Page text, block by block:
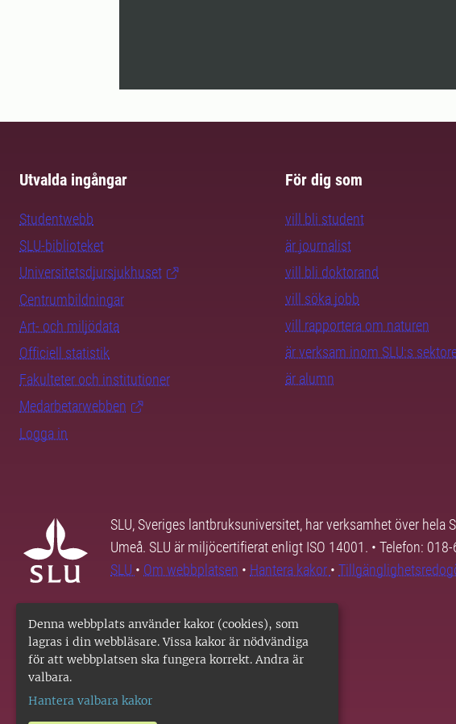
Denna webbplats använder kakor (cookies), som
lagras i din webbläsare. Vissa kakor är nödvändiga
för att webbplatsen ska fungera korrekt. Andra är
valbara.
Hantera valbara kakor
Utvalda ingångar
Studentwebb
SLU-biblioteket
Universitetsdjursjukhuset
Centrumbildningar
Art- och miljödata
Officiell statistik
Fakulteter och institutioner
Medarbetarwebben
Logga in
För dig som
vill bli student
är journalist
vill bli doktorand
vill söka jobb
vill rapportera om naturen
är verksam inom SLU:s
är alumn
SLU, Sveriges lantbruksuniversitet, har verksamhet över hela
Umeå. SLU är miljöcertifierat enligt ISO 14001. • Telefon:
SLU • Om webbplatsen • Hantera kakor •